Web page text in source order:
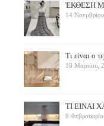
ΈΚΘΕΣΗ
14
Τι είναι ο
18 Μαρτίου,
ΤΙ ΕΙΝΑΙ
8